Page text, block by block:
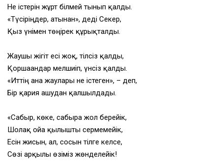
Не істерін жұрт білмей тынып қалды.
«Түсіріңдер, атынан», деді Секер,
Қыз үнімен төңірек құрықталды.
Жаушы жігіт есі жоқ, тілсіз қалды,
Қоршағандар мелшиіп, үнсіз қалды.
«Иттің ғана жаулары не істеген», – деп,
Бір қария ашудан қалшылдады.
«Сабыр, көке, сабырға жол берейік,
Шолақ ойға қылышты сермемейік,
Есін жисын, ал, сосын тілге келсе,
Сөзі арқылы өзіміз жөнделейік!